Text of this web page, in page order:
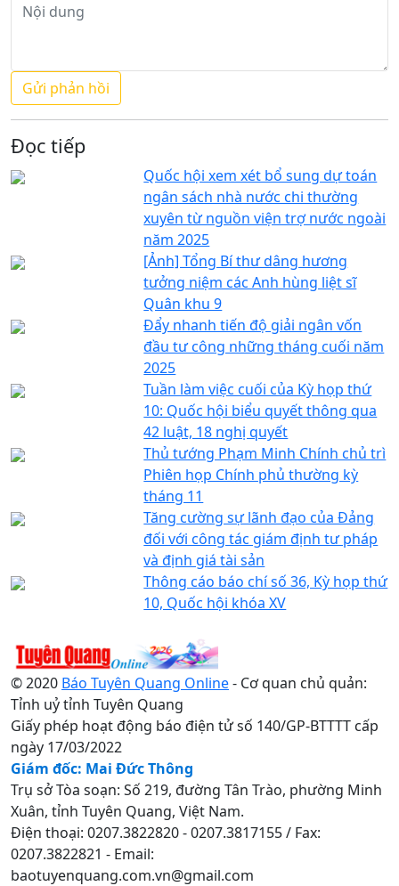
Đọc tiếp
Quốc hội xem xét bổ sung dự toán
ngân sách nhà nước chi thường
xuyên từ nguồn viện trợ nước ngoài
năm 2025
[Ảnh] Tổng Bí thư dâng hương
tưởng niệm các Anh hùng liệt sĩ
Quân khu 9
Đẩy nhanh tiến độ giải ngân vốn
đầu tư công những tháng cuối năm
2025
Tuần làm việc cuối của Kỳ họp thứ
10: Quốc hội biểu quyết thông qua
42 luật, 18 nghị quyết
Thủ tướng Phạm Minh Chính chủ trì
Phiên họp Chính phủ thường kỳ
tháng 11
Tăng cường sự lãnh đạo của Đảng
đối với công tác giám định tư pháp
và định giá tài sản
Thông cáo báo chí số 36, Kỳ họp thứ
10, Quốc hội khóa XV
© 2020 Báo Tuyên Quang Online- Cơ quan chủ quản:
Tỉnh uỷ tỉnh Tuyên Quang
Giấy phép hoạt động báo điện tử số 140/GP-BTTTT cấp
ngày 17/03/2022
Giám đốc: Mai Đức Thông
Trụ sở Tòa soạn: Số 219, đường Tân Trào, phường Minh
Xuân, tỉnh Tuyên Quang, Việt Nam.
Điện thoại: 0207.3822820 - 0207.3817155 / Fax:
0207.3822821 - Email:
baotuyenquang.com.vn@gmail.com